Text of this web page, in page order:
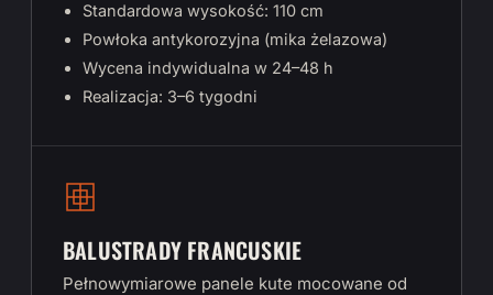
Standardowa wysokość: 110 cm
Powłoka antykorozyjna (mika żelazowa)
Wycena indywidualna w 24–48 h
Realizacja: 3–6 tygodni
BALUSTRADY FRANCUSKIE
Pełnowymiarowe panele kute mocowane od